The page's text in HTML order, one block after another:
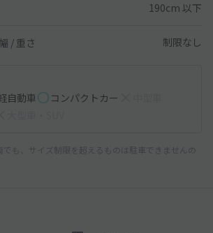
190cm 以下
/ 重さ 制限なし
自動車 コンパクトカー
も、サイズ制限を超えるものは駐車できませんの